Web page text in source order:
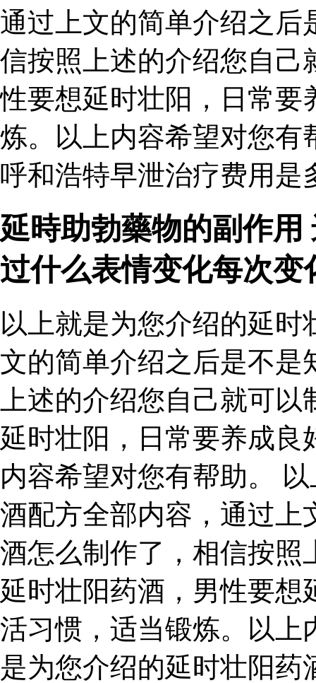
通过上文的简单介绍之后
信按照上述的介绍您自己
性要想延时壮阳，日常要
炼。以上内容希望对您有
呼和浩特早泄治疗费用是
延時助勃藥物的副作
过什么表情变化每次变
以上就是为您介绍的延
文的简单介绍之后是不是
上述的介绍您自己就可
延时壮阳，日常要养成良
内容希望对您有帮助。
酒配方全部内容，通过上
酒怎么制作了，相信按照
延时壮阳药酒，男性要想
活习惯，适当锻炼。以上
是为您介绍的延时壮阳